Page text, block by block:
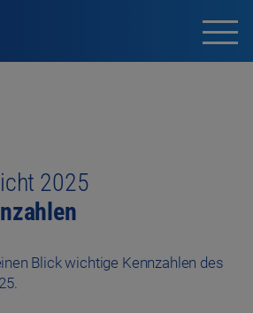
2025
Blick wichtige Kennzahlen des